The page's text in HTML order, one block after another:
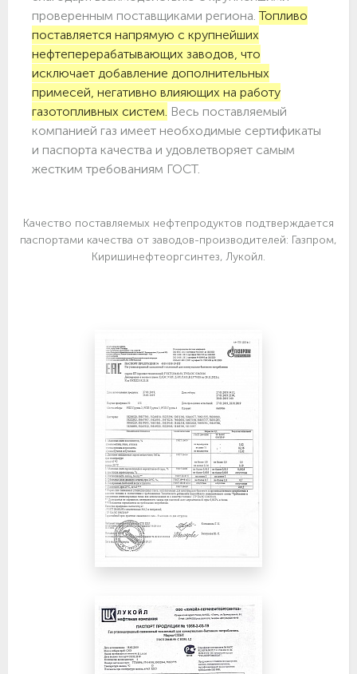
проверенным поставщиками региона.Топливо
поставляется напрямую с крупнейших
нефтеперерабатывающих заводов, что
исключает добавление дополнительных
примесей, негативно влияющих на работу
газотопливных систем. Весь поставляемый
компанией газ имеет необходимые сертификаты
и паспорта качества и удовлетворяет самым
жестким требованиям ГОСТ.
Качество поставляемых нефтепродуктов подтверждается
паспортами качества от заводов-производителей: Газпром,
Киришинефтеоргсинтез, Лукойл.